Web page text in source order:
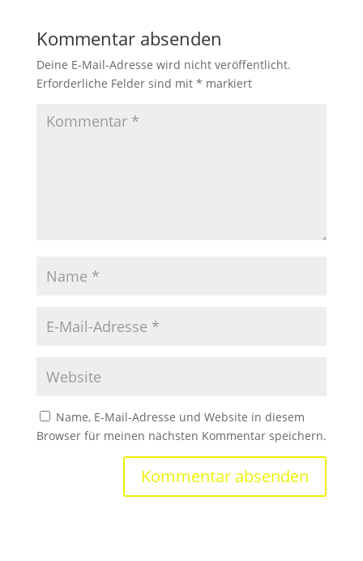
Kommentar absenden
Deine E-Mail-Adresse wird nicht veröffentlicht.
Erforderliche Felder sind mit * markiert
Name, E-Mail-Adresse und Website in diesem
Browser für meinen nächsten Kommentar speichern.